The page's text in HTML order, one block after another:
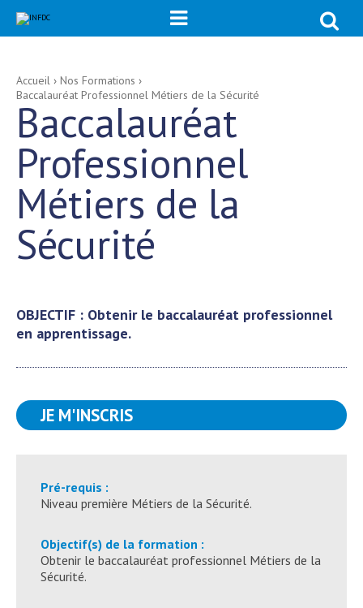
 Chercher
Recherche
contenu.
navigation
Outils
personnels
Accueil › Nos Formations ›
Baccalauréat Professionnel Métiers de la Sécurité
Baccalauréat
Professionnel
Métiers de la
Sécurité
OBJECTIF : Obtenir le baccalauréat professionnel
en apprentissage.
JE M'INSCRIS
Pré-requis :
Niveau première Métiers de la Sécurité.
Objectif(s) de la formation :
Obtenir le baccalauréat professionnel Métiers de la
Sécurité.